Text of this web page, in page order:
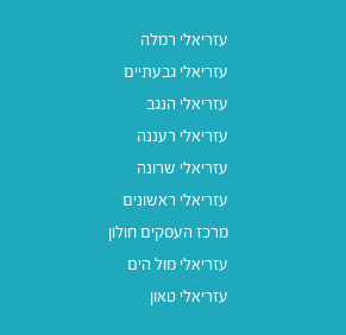
עזריאלי רמלה
עזריאלי גבעתיים
עזריאלי הנגב
עזריאלי רעננה
עזריאלי שרונה
עזריאלי ראשונים
מרכז העסקים חולון
עזריאלי מול הים
עזריאלי טאון